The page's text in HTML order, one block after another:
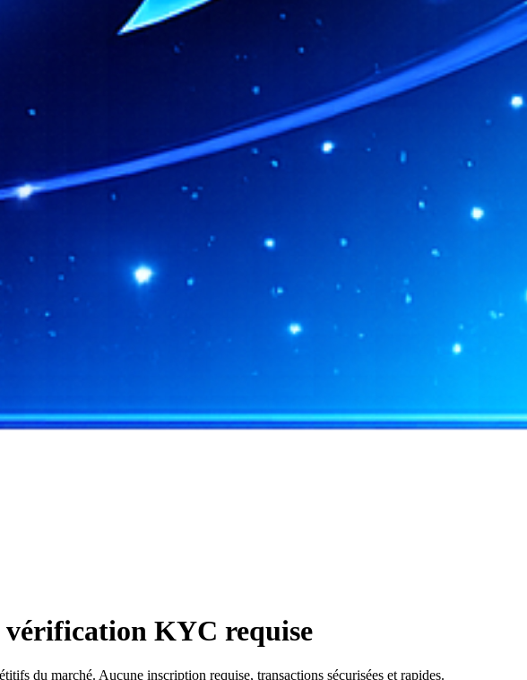
vérification KYC requise
du marché. Aucune inscription requise, transactions sécurisées et rapides.